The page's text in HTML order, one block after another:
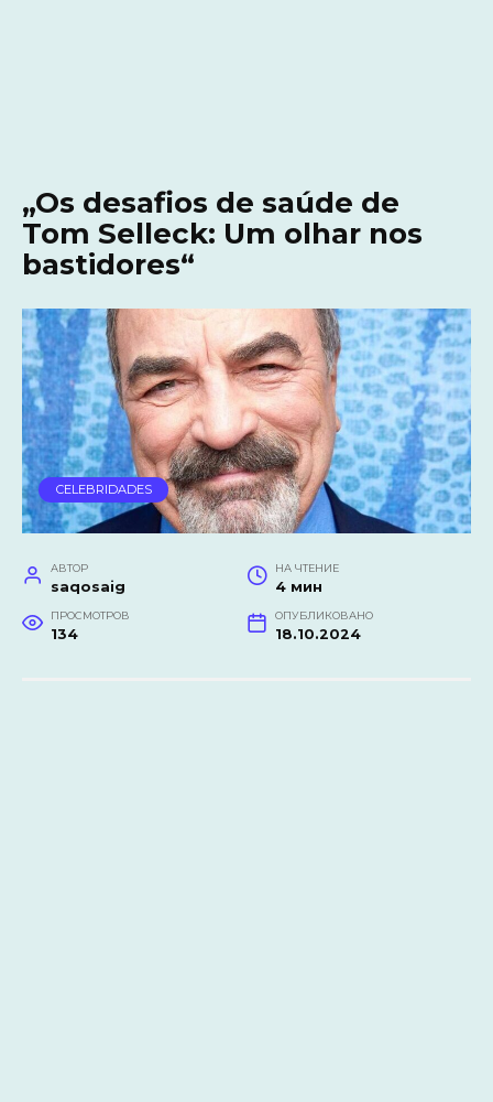
„Os desafios de saúde de
Tom Selleck: Um olhar nos
bastidores“
CELEBRIDADES
АВТОР
saqosaig
НА ЧТЕНИЕ
4 мин
ПРОСМОТРОВ
134
ОПУБЛИКОВАНО
18.10.2024